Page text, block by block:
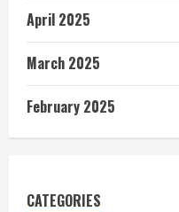
April 2025
March 2025
February 2025
CATEGORIES